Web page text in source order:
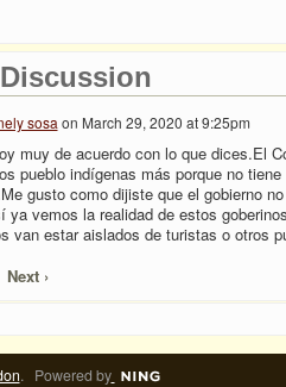
sosa on March 29, 2020 at 9:25pm
muy de acuerdo con lo que dices.El
pueblo indígenas más porque no
gusto como dijiste que el gobierno
ya vemos la realidad de estos
van estar aislados de turistas o otros
Next ›
. Powered by